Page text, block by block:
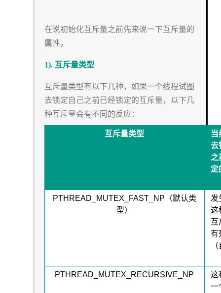
在说初始化互斥量之前先来说一下互斥量的
属性。
1). 互斥量类型
互斥量类型有以下几种，如果一个线程试图
去锁定自己之前已经锁定的互斥量，以下几
种互斥量会有不同的反应：
互斥量类型
当
去
之
定
PTHREAD_MUTEX_FAST_NP（默认类
型）
发
这
互
有
PTHREAD_MUTEX_RECURSIVE_NP
这
一